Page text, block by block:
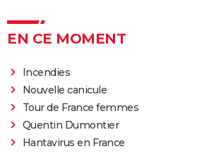
EN CE MOMENT
Incendies
Nouvelle canicule
Tour de France femmes
Quentin Dumontier
Hantavirus en France